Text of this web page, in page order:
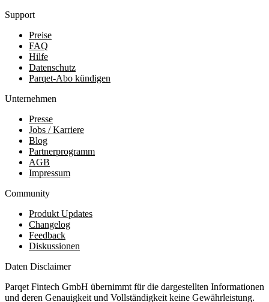
Support
Preise
FAQ
Hilfe
Datenschutz
Parqet-Abo kündigen
Unternehmen
Presse
Jobs / Karriere
Blog
Partnerprogramm
AGB
Impressum
Community
Produkt Updates
Changelog
Feedback
Diskussionen
Daten Disclaimer
Parqet Fintech GmbH übernimmt für die dargestellten Informationen
und deren Genauigkeit und Vollständigkeit keine Gewährleistung.